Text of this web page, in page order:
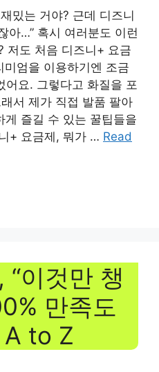
밌는 거야? 근데 디즈니
아…” 혹시 여러분도 이런
저도 처음 디즈니+ 요금
엄을 이용하기엔 조금
어요. 그렇다고 화질을 포
서 제가 직접 발품 팔아
즐길 수 있는 꿀팁들을
+ 요금제, 뭐가 … Read
이것만 챙
만족도
A to Z